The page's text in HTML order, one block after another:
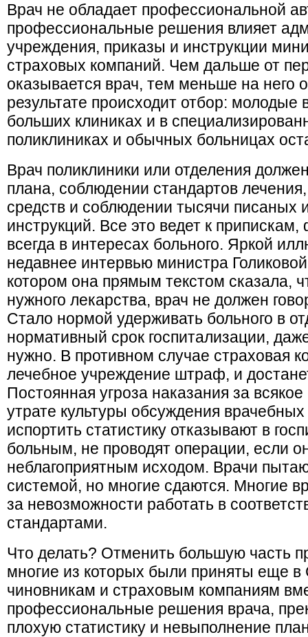
Врач не обладает профессиональной
профессиональные решения влияет
учреждения, приказы и инструк­ции
страховых компаний. Чем дальше от
оказывается врач, тем меньше на него
результате происходит отбор: молодые
больших клиниках и в
поликлини­ках и обычных больницах
Врач поликлиники или отделения
плана, соблюдении стандартов
средств и соблюдении тысячи писаных
инструкций. Все это ведет к
всегда в ин­тересах больного. Яркой
недавнее интервью министра
котором она прямым текстом сказала,
нужного лекарства, врач не должен
Стало нормой удерживать больного в
нормативный срок госпитализации,
нужно. В противном случае страховая
лечебное учреждение штраф, и
Постоянная угроза наказания за
утрате культуры обсуждения
испортить статистику отказывают в
больным, не проводят операции, если
неблагоприятным исходом. Врачи
системой, но многие сдаются. Многие
за не­возможности работать в
стандартами.
Что делать? Отменить большую часть
многие из кото­рых были приняты еще в
чиновникам и страховым компаниям
профессиональные решения врача,
плохую статистику и невыполнение